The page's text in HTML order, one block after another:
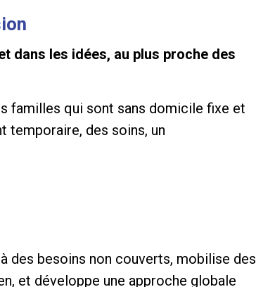
dans les idées, au plus proche des
familles qui sont sans domicile fixe et
temporaire, des soins, un
des besoins non couverts, mobilise des
et développe une approche globale